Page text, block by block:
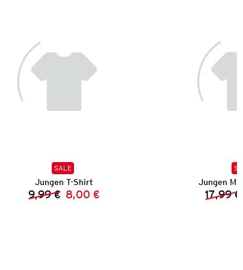
SALE
Jungen T-Shirt
Vorheriger Preis:
9,99 € Neuer Preis:
8,00 €
Jungen
17,99 €